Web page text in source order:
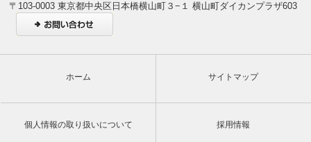
〒103-0003 東京都中央区日本橋横山町３−１ 横山町ダイカンプラザ603
ホーム サイトマップ
個人情報の取り扱いについて 採用情報